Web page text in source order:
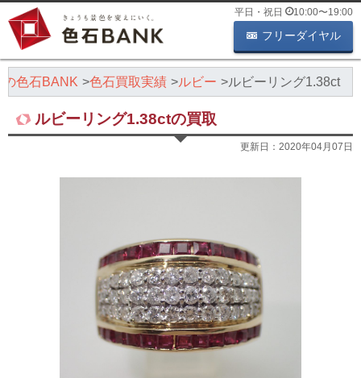
平日・祝日 10:00〜19:00
フリーダイヤル
色石BANK 色石買取実績 ルビー ルビーリング1.38ct
ルビーリング1.38ctの買取
更新日： 2020年04月07日